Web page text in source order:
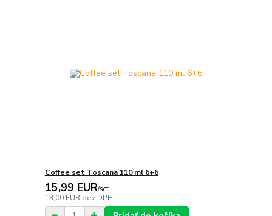
Coffee set Toscana 110 ml 6+6
15,99 EUR/set
13,00 EUR bez DPH